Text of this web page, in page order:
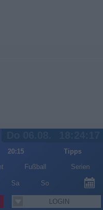
20:15
Tipps
Fußball Serien
Sa So
LOGIN